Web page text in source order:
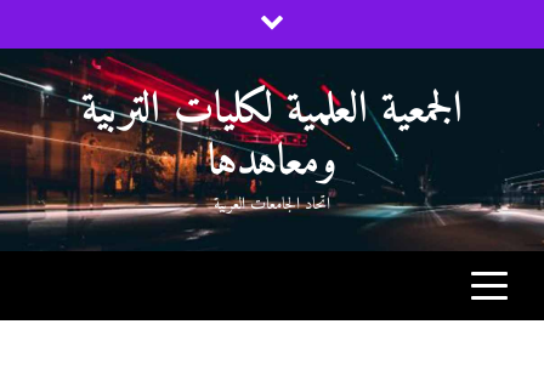
to
الجمعية العلمية لكليات التربية
ومعاهدها
اتحاد الجامعات العربية